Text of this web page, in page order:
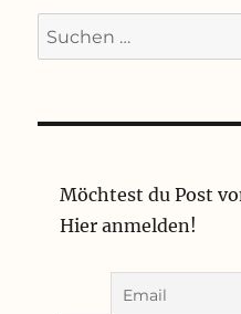
Suchen
nach:
Möchtest du Post
Hier anmelden!